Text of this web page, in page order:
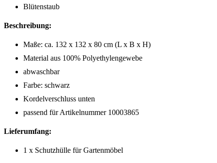
Blütenstaub
Beschreibung:
Maße: ca. 132 x 132 x 80 cm (L x B x H)
Material aus 100% Polyethylengewebe
abwaschbar
Farbe: schwarz
Kordelverschluss unten
passend für Artikelnummer 10003865
Lieferumfang:
1 x Schutzhülle für Gartenmöbel